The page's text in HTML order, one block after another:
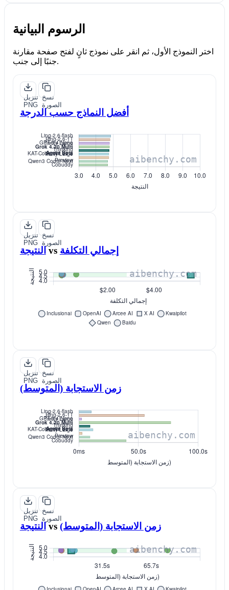
الرسوم البيانية
اختر النموذج الأول، ثم انقر على نموذج ثانٍ لفتح صفحة مقارنة
جنبًا إلى جنب.
تنزيل
PNG
نسخ
الصورة
أفضل النماذج حسب الدرجة
تنزيل
PNG
نسخ
الصورة
النتيجة vs إجمالي التكلفة
تنزيل
PNG
نسخ
الصورة
زمن الاستجابة (المتوسط)
تنزيل
PNG
نسخ
الصورة
النتيجة vs زمن الاستجابة (المتوسط)